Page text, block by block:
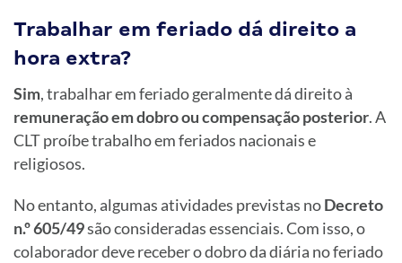
Trabalhar em feriado dá direito a
hora extra?
Sim, trabalhar em feriado geralmente dá direito à
remuneração em dobro ou compensação posterior. A
CLT proíbe trabalho em feriados nacionais e
religiosos.
No entanto, algumas atividades previstas noDecreto
n.º 605/49são consideradas essenciais. Com isso, o
colaborador deve receber o dobro da diária no feriado